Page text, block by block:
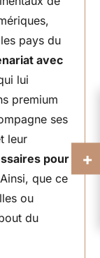
pays du
avec
lui
premium
ses
leur
pour
que ce
ou
du
+